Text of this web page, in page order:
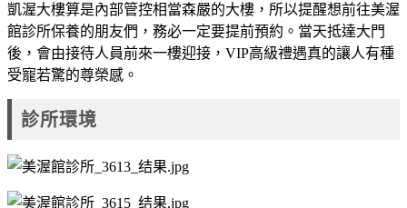
凱渥大樓算是內部管控相當森嚴的大樓，所以提醒想前往美渥
館診所保養的朋友們，務必一定要提前預約。當天抵達大門
後，會由接待人員前來一樓迎接，VIP高級禮遇真的讓人有種
受寵若驚的尊榮感。
診所環境